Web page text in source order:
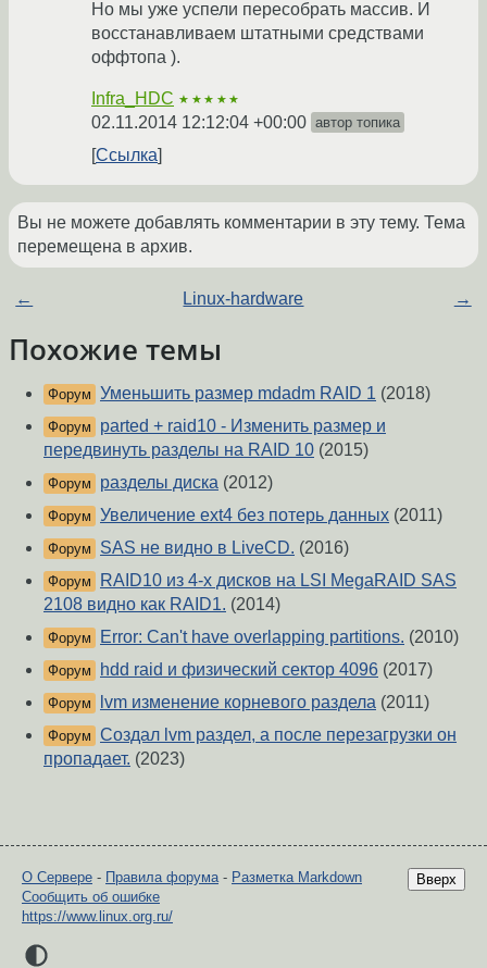
Но мы уже успели пересобрать массив. И
восстанавливаем штатными средствами
оффтопа ).
Infra_HDC ★★★★★
02.11.2014 12:12:04 +00:00 автор топика
Ссылка
Вы не можете добавлять комментарии в эту тему. Тема
перемещена в архив.
← Linux-hardware →
Похожие темы
Форум Уменьшить размер mdadm RAID 1 (2018)
Форум
parted + raid10 - Изменить размер и
передвинуть разделы на RAID 10 (2015)
Форум разделы диска (2012)
Форум Увеличение ext4 без потерь данных (2011)
Форум SAS не видно в LiveCD. (2016)
Форум
RAID10 из 4-х дисков на LSI MegaRAID SAS
2108 видно как RAID1. (2014)
Форум Error: Can't have overlapping partitions. (2010)
Форум hdd raid и физический сектор 4096 (2017)
Форум lvm изменение корневого раздела (2011)
Форум Создал lvm раздел, а после перезагрузки он
пропадает. (2023)
Вверх
О Сервере - Правила форума- Разметка Markdown
Сообщить об ошибке
https://www.linux.org.ru/